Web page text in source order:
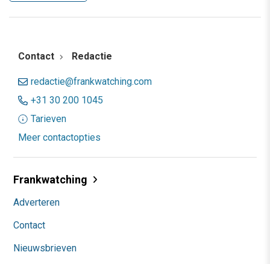
Contact Redactie
redactie@frankwatching.com
+31 30 200 1045
Tarieven
Meer contactopties
Frankwatching
Adverteren
Contact
Nieuwsbrieven